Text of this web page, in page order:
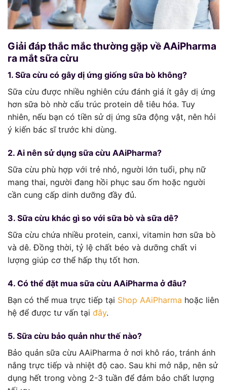
Giải đáp thắc mắc thường gặp về AAiPharma
ra mắt sữa cừu
1. Sữa cừu có gây dị ứng giống sữa bò không?
Sữa cừu được nhiều nghiên cứu đánh giá ít gây dị ứng
hơn sữa bò nhờ cấu trúc protein dễ tiêu hóa. Tuy
nhiên, nếu bạn có tiền sử dị ứng sữa động vật, nên hỏi
ý kiến bác sĩ trước khi dùng.
2. Ai nên sử dụng sữa cừu AAiPharma?
Sữa cừu phù hợp với trẻ nhỏ, người lớn tuổi, phụ nữ
mang thai, người đang hồi phục sau ốm hoặc người
cần cung cấp dinh dưỡng đầy đủ.
3. Sữa cừu khác gì so với sữa bò và sữa dê?
Sữa cừu chứa nhiều protein, canxi, vitamin hơn sữa bò
và dê. Đồng thời, tỷ lệ chất béo và dưỡng chất vi
lượng giúp cơ thể hấp thụ tốt hơn.
4. Có thể đặt mua sữa cừu AAiPharma ở đâu?
Bạn có thể mua trực tiếp tại Shop AAiPharma hoặc liên
hệ để được tư vấn tại đây.
5. Sữa cừu bảo quản như thế nào?
Bảo quản sữa cừu AAiPharma ở nơi khô ráo, tránh ánh
nắng trực tiếp và nhiệt độ cao. Sau khi mở nắp, nên sử
dụng hết trong vòng 2-3 tuần để đảm bảo chất lượng